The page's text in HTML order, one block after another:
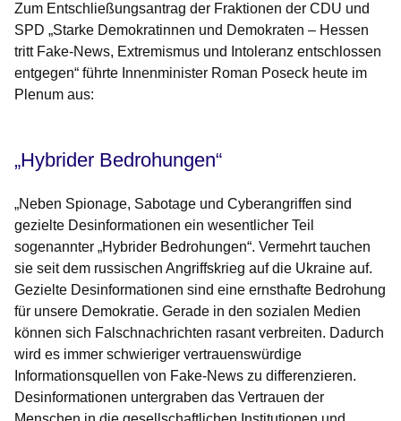
Zum Entschließungsantrag der Fraktionen der CDU und
SPD „Starke Demokratinnen und Demokraten – Hessen
tritt Fake-News, Extremismus und Intoleranz entschlossen
entgegen“ führte Innenminister Roman Poseck heute im
Plenum aus:
„Hybrider Bedrohungen“
„Neben Spionage, Sabotage und Cyberangriffen sind
gezielte Desinformationen ein wesentlicher Teil
sogenannter „Hybrider Bedrohungen“. Vermehrt tauchen
sie seit dem russischen Angriffskrieg auf die Ukraine auf.
Gezielte Desinformationen sind eine ernsthafte Bedrohung
für unsere Demokratie. Gerade in den sozialen Medien
können sich Falschnachrichten rasant verbreiten. Dadurch
wird es immer schwieriger vertrauenswürdige
Informationsquellen von Fake-News zu differenzieren.
Desinformationen untergraben das Vertrauen der